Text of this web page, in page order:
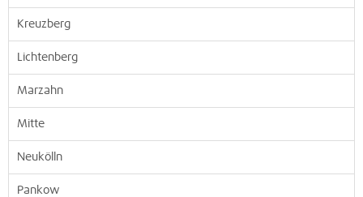
Kreuzberg
Lichtenberg
Marzahn
Mitte
Neukölln
Pankow